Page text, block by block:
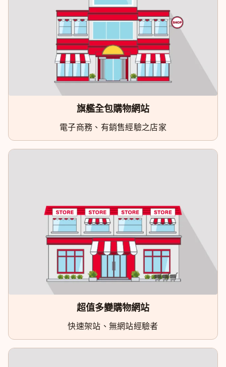
旗艦全包購物網站
電子商務、有銷售經驗之店家
超值多變購物網站
快速架站、無網站經驗者